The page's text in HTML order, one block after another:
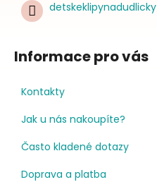
detskeklipynadudlicky
Informace pro vás
Kontakty
Jak u nás nakoupíte?
Často kladené dotazy
Doprava a platba